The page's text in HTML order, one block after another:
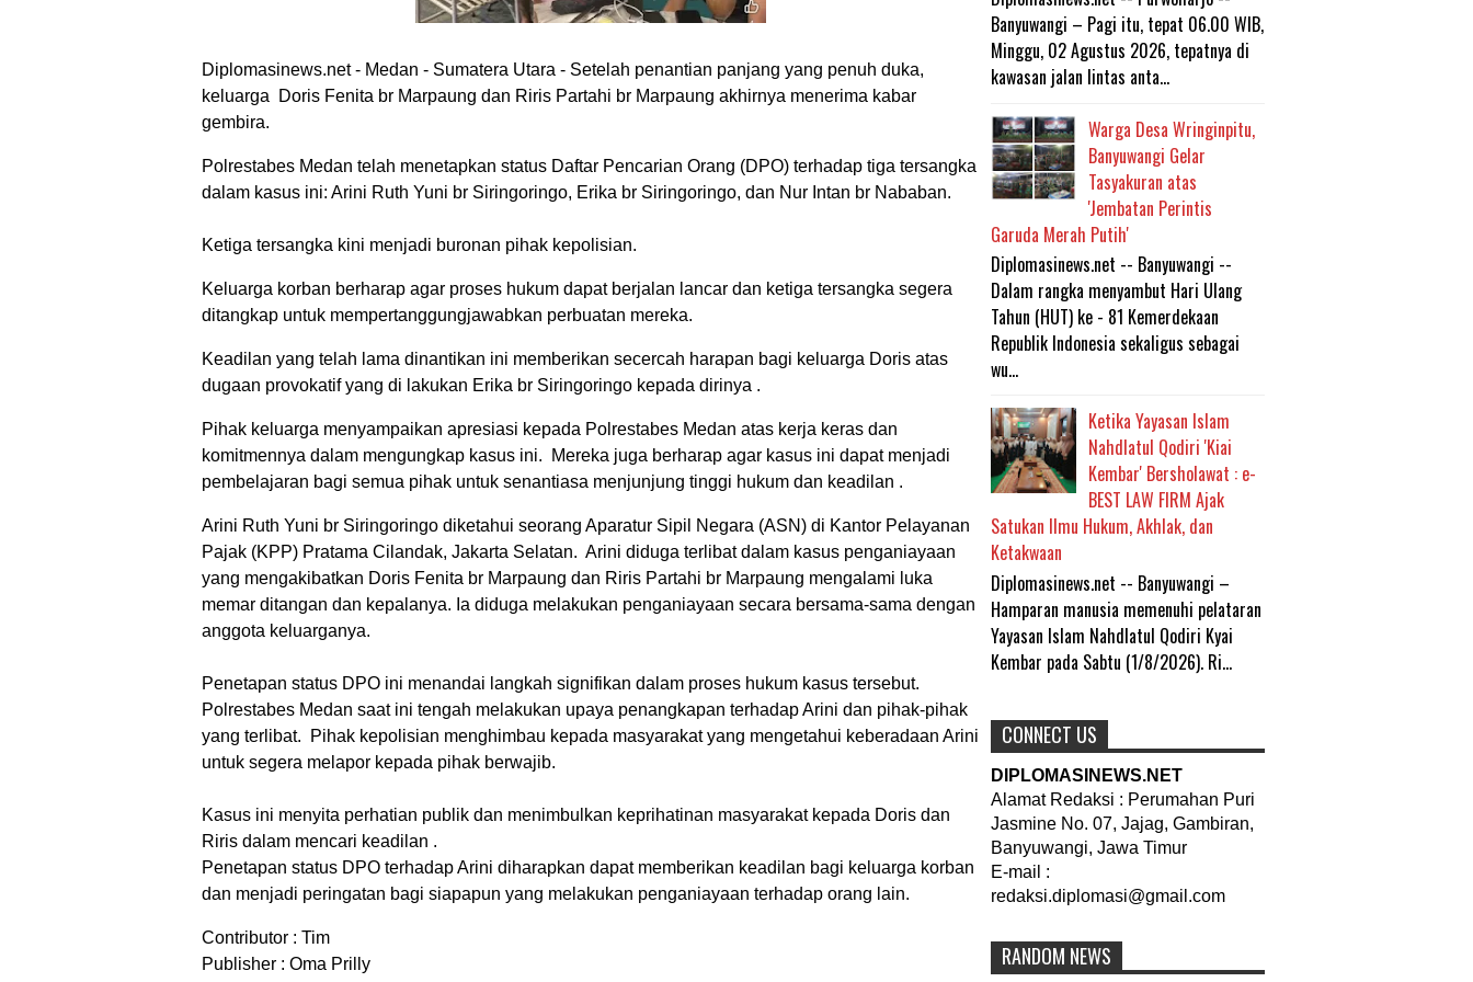
Diplomasinews.net - Medan - Sumatera Utara - Setelah penantian panjang yang penuh duka,
keluarga Doris Fenita br Marpaung dan Riris Partahi br Marpaung akhirnya menerima kabar
gembira.
Polrestabes Medan telah menetapkan status Daftar Pencarian Orang (DPO) terhadap tiga tersangka
dalam kasus ini: Arini Ruth Yuni br Siringoringo, Erika br Siringoringo, dan Nur Intan br Nababan.
Ketiga tersangka kini menjadi buronan pihak kepolisian.
Keluarga korban berharap agar proses hukum dapat berjalan lancar dan ketiga tersangka segera
ditangkap untuk mempertanggungjawabkan perbuatan mereka.
Keadilan yang telah lama dinantikan ini memberikan secercah harapan bagi keluarga Doris atas
dugaan provokatif yang di lakukan Erika br Siringoringo kepada dirinya .
Pihak keluarga menyampaikan apresiasi kepada Polrestabes Medan atas kerja keras dan
komitmennya dalam mengungkap kasus ini. Mereka juga berharap agar kasus ini dapat menjadi
pembelajaran bagi semua pihak untuk senantiasa menjunjung tinggi hukum dan keadilan .
Arini Ruth Yuni br Siringoringo diketahui seorang Aparatur Sipil Negara (ASN) di Kantor Pelayanan
Pajak (KPP) Pratama Cilandak, Jakarta Selatan. Arini diduga terlibat dalam kasus penganiayaan
yang mengakibatkan Doris Fenita br Marpaung dan Riris Partahi br Marpaung mengalami luka
memar ditangan dan kepalanya. Ia diduga melakukan penganiayaan secara bersama-sama dengan
anggota keluarganya.
Penetapan status DPO ini menandai langkah signifikan dalam proses hukum kasus tersebut.
Polrestabes Medan saat ini tengah melakukan upaya penangkapan terhadap Arini dan pihak-pihak
yang terlibat. Pihak kepolisian menghimbau kepada masyarakat yang mengetahui keberadaan Arini
untuk segera melapor kepada pihak berwajib.
Kasus ini menyita perhatian publik dan menimbulkan keprihatinan masyarakat kepada Doris dan
Riris dalam mencari keadilan .
Penetapan status DPO terhadap Arini diharapkan dapat memberikan keadilan bagi keluarga korban
dan menjadi peringatan bagi siapapun yang melakukan penganiayaan terhadap orang lain.
Contributor : Tim
Publisher : Oma Prilly
Banyuwangi – Pagi itu, tepat 06.00 WIB,
Minggu, 02 Agustus 2026, tepatnya di
kawasan jalan lintas anta...
Warga Desa Wringinpitu,
Banyuwangi Gelar
Tasyakuran atas
'Jembatan Perintis
Garuda Merah Putih'
Diplomasinews.net -- Banyuwangi --
Dalam rangka menyambut Hari Ulang
Tahun (HUT) ke - 81 Kemerdekaan
Republik Indonesia sekaligus sebagai
wu...
Ketika Yayasan Islam
Nahdlatul Qodiri 'Kiai
Kembar' Bersholawat : e-
BEST LAW FIRM Ajak
Satukan Ilmu Hukum, Akhlak, dan
Ketakwaan
Diplomasinews.net -- Banyuwangi –
Hamparan manusia memenuhi pelataran
Yayasan Islam Nahdlatul Qodiri Kyai
Kembar pada Sabtu (1/8/2026). Ri...
CONNECT US
DIPLOMASINEWS.NET
Alamat Redaksi : Perumahan Puri
Jasmine No. 07, Jajag, Gambiran,
Banyuwangi, Jawa Timur
E-mail :
redaksi.diplomasi@gmail.com
RANDOM NEWS